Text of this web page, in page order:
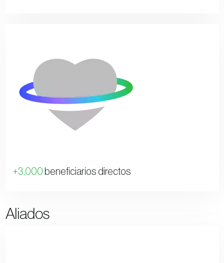
+3,000 beneficiarios directos
Aliados